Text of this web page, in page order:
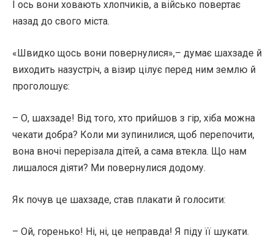
І ось вони ховають хлопчиків, а військо повертає
назад до свого міста.
«Швидко щось вони повернулися»,– думає шахзаде й
виходить назустріч, а візир цілує перед ним землю й
проголошує:
– О, шахзаде! Від того, хто прийшов з гір, хіба можна
чекати добра? Коли ми зупинилися, щоб перепочити,
вона вночі перерізала дітей, а сама втекла. Що нам
лишалося діяти? Ми повернулися додому.
Як почув це шахзаде, став плакати й голосити:
– Ой, горенько! Ні, ні, це неправда! Я піду її шукати.